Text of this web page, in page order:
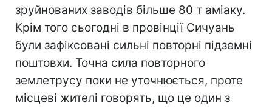
зруйнованих заводів більше 80 т аміаку.
Крім того сьогодні в провінції Сичуань
були зафіксовані сильні повторні підземні
поштовхи. Точна сила повторного
землетрусу поки не уточнюється, проте
місцеві жителі говорять, що це один з